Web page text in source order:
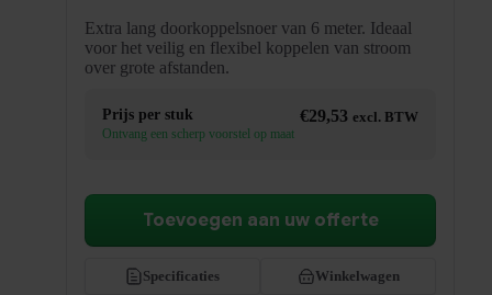
Extra lang doorkoppelsnoer van 6 meter. Ideaal
voor het veilig en flexibel koppelen van stroom
over grote afstanden.
Prijs per stuk €29,53 excl. BTW
Ontvang een scherp voorstel op maat
Specificaties Winkelwagen
Toevoegen aan uw offerte